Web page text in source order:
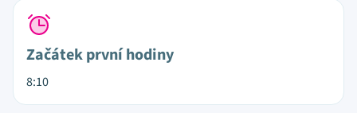
Začátek první hodiny
8:10